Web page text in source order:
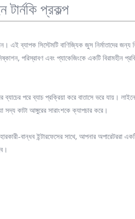
প্রকল্প
ব্যাপক সিস্টেমটি বাণিজ্যিক জুস নির্মাতাদের জন্য
পরিস্রাবণ এবং প্যাকেজিংকে একটি বিরামহীন
পরে ব্যাচ প্রক্রিয়া করে বাতাসে ভরে যায়।
সদ্য কাটা আঙ্গুরের সারাংশকে ক্যাপচার করে।
বান্ধব ইন্টারফেসের সাথে, আপনার অপারেটররা